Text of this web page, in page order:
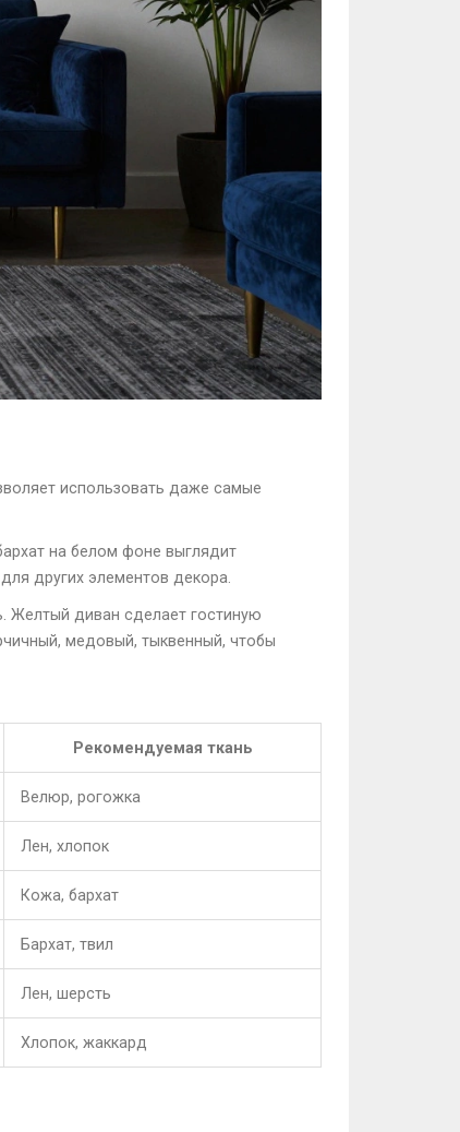
использовать даже самые
на белом фоне выглядит
других элементов декора.
Желтый диван сделает гостиную
медовый, тыквенный, чтобы
Рекомендуемая ткань
Велюр, рогожка
Лен, хлопок
Кожа, бархат
Бархат, твил
Лен, шерсть
Хлопок, жаккард